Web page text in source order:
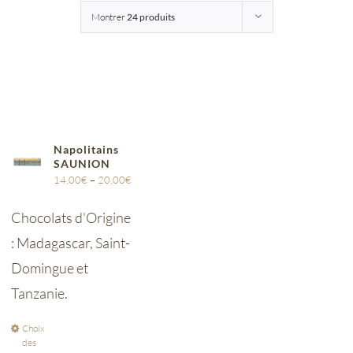
Montrer24 produits
Napolitains
SAUNION
14,00€ – 20,00€
Chocolats d'Origine
: Madagascar, Saint-
Domingue et
Tanzanie.
Choix
des